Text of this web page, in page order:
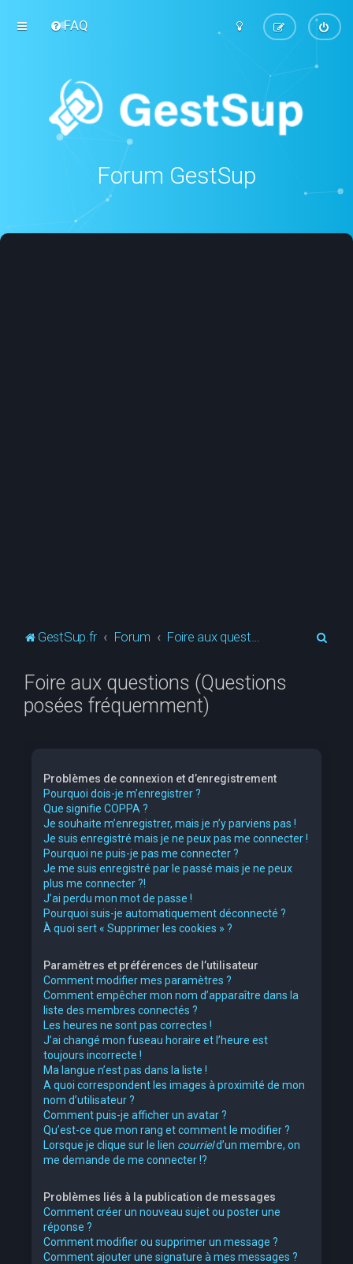
FAQ
Forum GestSup
GestSup.fr Forum
Foire aux questions (Questions
posées fréquemment)
Problèmes de connexion et d’enregistrement
Pourquoi dois-je m’enregistrer ?
Que signifie COPPA ?
Je souhaite m’enregistrer, mais je n’y parviens pas !
Je suis enregistré mais je ne peux pas me connecter !
Pourquoi ne puis-je pas me connecter ?
Je me suis enregistré par le passé mais je ne peux
plus me connecter ?!
J’ai perdu mon mot de passe !
Pourquoi suis-je automatiquement déconnecté ?
À quoi sert « Supprimer les cookies » ?
Paramètres et préférences de l’utilisateur
Comment modifier mes paramètres ?
Comment empêcher mon nom d’apparaître dans la
liste des membres connectés ?
Les heures ne sont pas correctes !
J’ai changé mon fuseau horaire et l’heure est
toujours incorrecte !
Ma langue n’est pas dans la liste !
A quoi correspondent les images à proximité de mon
nom d’utilisateur ?
Comment puis-je afficher un avatar ?
Qu’est-ce que mon rang et comment le modifier ?
Lorsque je clique sur le lien courrield’un membre, on
me demande de me connecter !?
Problèmes liés à la publication de messages
Comment créer un nouveau sujet ou poster une
réponse ?
Comment modifier ou supprimer un message ?
Comment ajouter une signature à mes messages ?